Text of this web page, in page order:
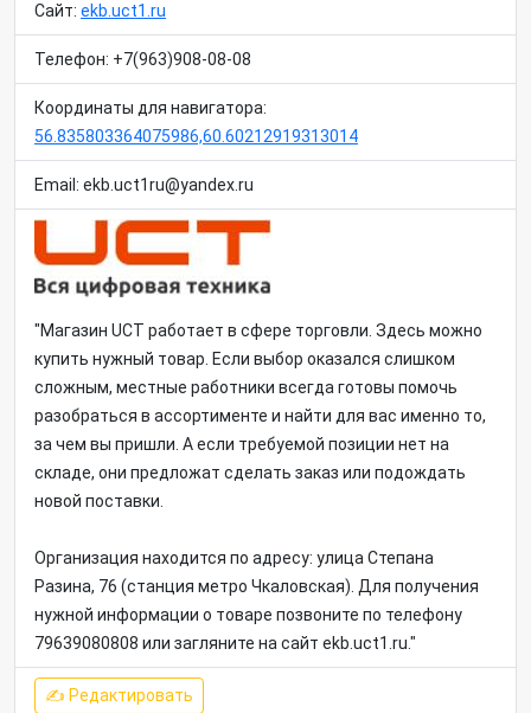
Сайт: ekb.uct1.ru
Телефон: +7(963)908-08-08
Координаты для навигатора:
56.835803364075986,60.60212919313014
Email: ekb.uct1ru@yandex.ru
"Магазин UCT работает в сфере торговли. Здесь можно
купить нужный товар. Если выбор оказался слишком
сложным, местные работники всегда готовы помочь
разобраться в ассортименте и найти для вас именно то,
за чем вы пришли. А если требуемой позиции нет на
складе, они предложат сделать заказ или подождать
новой поставки.
Организация находится по адресу: улица Степана
Разина, 76 (станция метро Чкаловская). Для получения
нужной информации о товаре позвоните по телефону
79639080808 или загляните на сайт ekb.uct1.ru."
✍ Редактировать